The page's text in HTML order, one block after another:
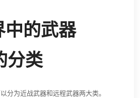
中的武器
分类
分为近战武器和远程武器两大类。